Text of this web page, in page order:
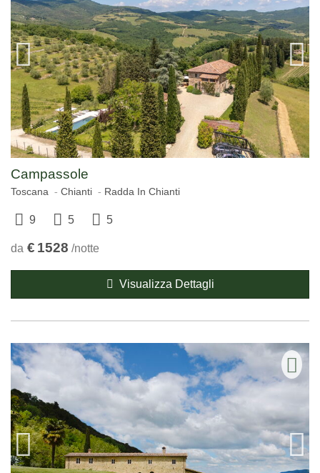
Campassole
Toscana Chianti Radda In Chianti
9 5 5
da € 1528 /notte
Visualizza Dettagli